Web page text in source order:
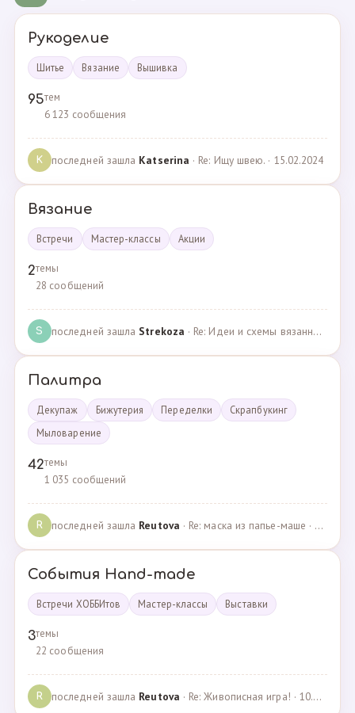
Рукоделие
Шитье Вязание Вышивка
95тем
6 123 сообщения
K последней зашла Katserina · Re: Ищу швею. · 15.02.2024
Вязание
Встречи Мастер-классы Акции
2темы
28 сообщений
S последней зашла Strekoza · Re: Идеи и схемы вязанных шариков · 16.12.2020
Палитра
Декупаж Бижутерия Переделки
Скрапбукинг
Мыловарение
42темы
1 035 сообщений
R последней зашла Reutova · Re: маска из папье-маше · 20.12.2022
События Hand-made
Встречи ХОББИтов Мастер-классы Выставки
3темы
22 сообщения
R последней зашла Reutova · Re: Живописная игра! · 10.12.2020